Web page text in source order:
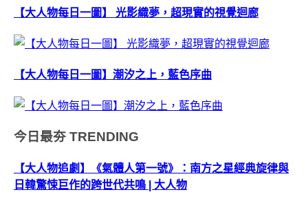
【大人物每日一圖】 光影織夢，超現實的視覺迴廊
【大人物每日一圖】潮汐之上，藍色序曲
今日最夯 TRENDING
【大人物追劇】《氣體人第一號》：南方之星經典旋律與
日韓驚悚巨作的跨世代共鳴 | 大人物